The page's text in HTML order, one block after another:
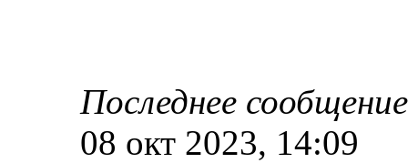
Последнее сообщение
08 окт 2023, 14:09